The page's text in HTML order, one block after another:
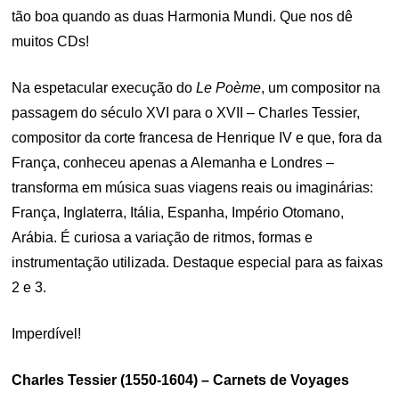
tão boa quando as duas Harmonia Mundi. Que nos dê
muitos CDs!
Na espetacular execução doLe Poème, um compositor na
passagem do século XVI para o XVII – Charles Tessier,
compositor da corte francesa de Henrique IV e que, fora da
França, conheceu apenas a Alemanha e Londres –
transforma em música suas viagens reais ou imaginárias:
França, Inglaterra, Itália, Espanha, Império Otomano,
Arábia. É curiosa a variação de ritmos, formas e
instrumentação utilizada. Destaque especial para as faixas
2 e 3.
Imperdível!
Charles Tessier (1550-1604) – Carnets de Voyages